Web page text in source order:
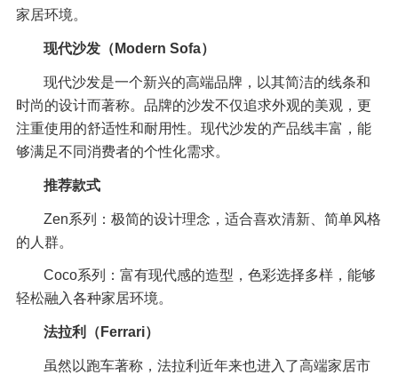
家居环境。
现代沙发（Modern Sofa）
现代沙发是一个新兴的高端品牌，以其简洁的线条和
时尚的设计而著称。品牌的沙发不仅追求外观的美观，更
注重使用的舒适性和耐用性。现代沙发的产品线丰富，能
够满足不同消费者的个性化需求。
推荐款式
Zen系列：极简的设计理念，适合喜欢清新、简单风格
的人群。
Coco系列：富有现代感的造型，色彩选择多样，能够
轻松融入各种家居环境。
法拉利（Ferrari）
虽然以跑车著称，法拉利近年来也进入了高端家居市